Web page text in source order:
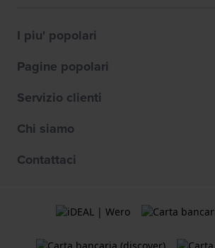
I piu' popolari
Pagine popolari
Servizio clienti
Chi siamo
Contattaci